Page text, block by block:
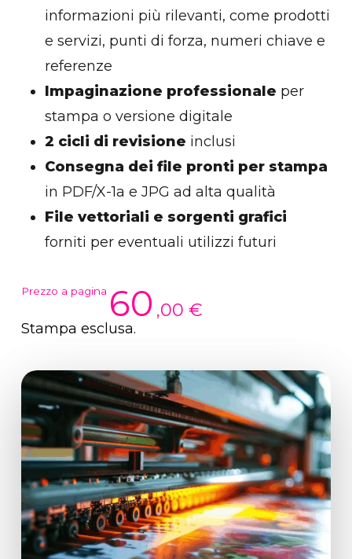
informazioni più rilevanti, come prodotti
e servizi, punti di forza, numeri chiave e
referenze
Impaginazione professionale per
stampa o versione digitale
2 cicli di revisione inclusi
Consegna dei file pronti per stampa
in PDF/X-1a e JPG ad alta qualità
File vettoriali e sorgenti grafici
forniti per eventuali utilizzi futuri
Prezzo a pagina 60 ,00 €
Stampa esclusa.